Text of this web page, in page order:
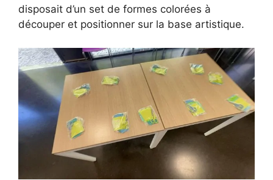
disposait d’un set de formes colorées à
découper et positionner sur la base artistique.